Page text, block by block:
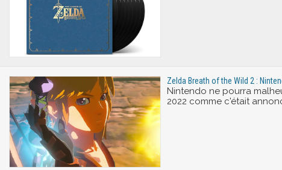
Zelda Breath of the Wild 2 :
Nintendo ne pourra
2022 comme c'était